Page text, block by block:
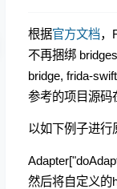
根据官方文档，
不再捆绑
bridge, frida-
参考的项目源码
以如下例子进行
然后将自定义的